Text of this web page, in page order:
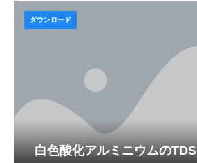
白色酸化アルミニウムのTDS
ダウンロード